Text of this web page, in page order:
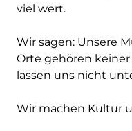
viel wert.
Wir sagen: Unsere
Orte gehören
lassen uns nicht
Wir machen Kultur